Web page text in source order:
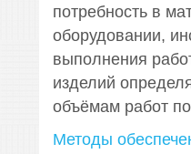
потребность в
оборудовании,
выполнения
изделий
объёмам работ
Методы